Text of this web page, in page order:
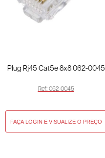
Plug Rj45 Cat5e 8x8 062-0045
Ref: 062-0045